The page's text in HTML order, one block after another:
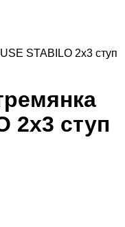
STABILO 2х3 ступ
2х3 ступ